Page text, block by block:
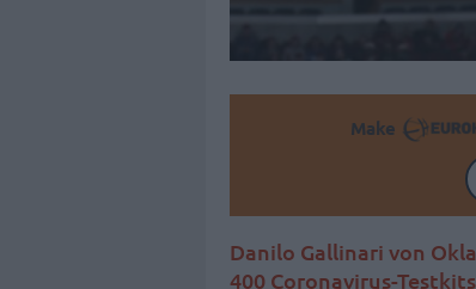
Make
Danilo Gallinari von
400 Coronavirus-